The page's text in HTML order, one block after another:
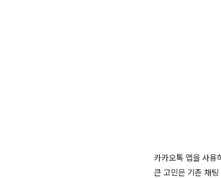
카카오톡 앱을 사용
큰 고민은 기존 채